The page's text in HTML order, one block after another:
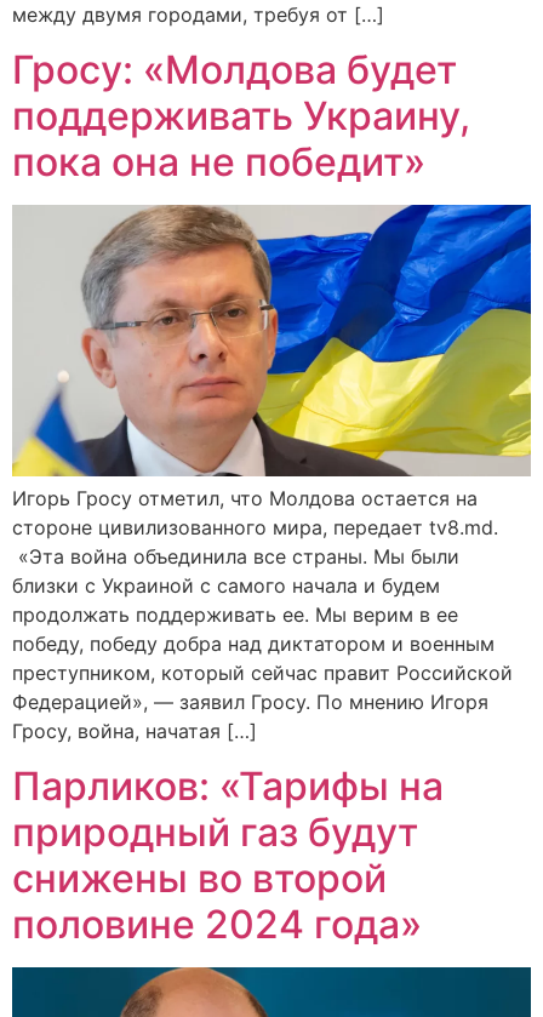
между двумя городами, требуя от […]
Гросу: «Молдова будет
поддерживать Украину,
пока она не победит»
Игорь Гросу отметил, что Молдова остается на
стороне цивилизованного мира, передает tv8.md.
«Эта война объединила все страны. Мы были
близки с Украиной с самого начала и будем
продолжать поддерживать ее. Мы верим в ее
победу, победу добра над диктатором и военным
преступником, который сейчас правит Российской
Федерацией», — заявил Гросу. По мнению Игоря
Гросу, война, начатая […]
Парликов: «Тарифы на
природный газ будут
снижены во второй
половине 2024 года»